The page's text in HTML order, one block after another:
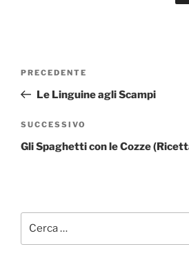
Articolo
precedente:
PRECEDENTE
Le Linguine agli Scampi
Articolo
successivo
SUCCESSIVO
Gli Spaghetti con le Cozze